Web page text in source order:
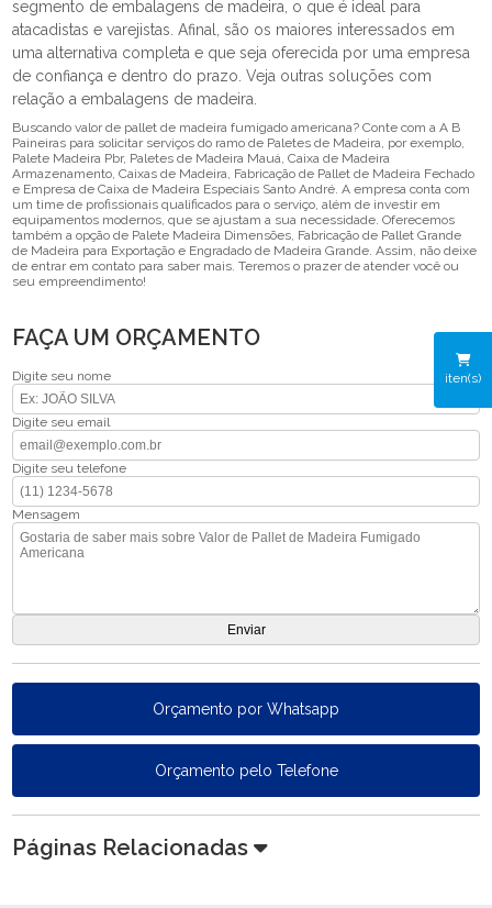
iten(s)
segmento de embalagens de madeira, o que é ideal para
atacadistas e varejistas. Afinal, são os maiores interessados em
uma alternativa completa e que seja oferecida por uma empresa
de confiança e dentro do prazo. Veja outras soluções com
relação a embalagens de madeira.
Buscando valor de pallet de madeira fumigado americana? Conte com a A B
Paineiras para solicitar serviços do ramo de Paletes de Madeira, por exemplo,
Palete Madeira Pbr, Paletes de Madeira Mauá, Caixa de Madeira
Armazenamento, Caixas de Madeira, Fabricação de Pallet de Madeira Fechado
e Empresa de Caixa de Madeira Especiais Santo André. A empresa conta com
um time de profissionais qualificados para o serviço, além de investir em
equipamentos modernos, que se ajustam a sua necessidade. Oferecemos
também a opção de Palete Madeira Dimensões, Fabricação de Pallet Grande
de Madeira para Exportação e Engradado de Madeira Grande. Assim, não deixe
de entrar em contato para saber mais. Teremos o prazer de atender você ou
seu empreendimento!
FAÇA UM ORÇAMENTO
Digite seu nome
Digite seu email
Digite seu telefone
Mensagem
Orçamento por Whatsapp
Orçamento pelo Telefone
Páginas Relacionadas